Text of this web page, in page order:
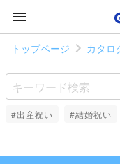
トップページ カタロ
#出産祝い #結婚祝い